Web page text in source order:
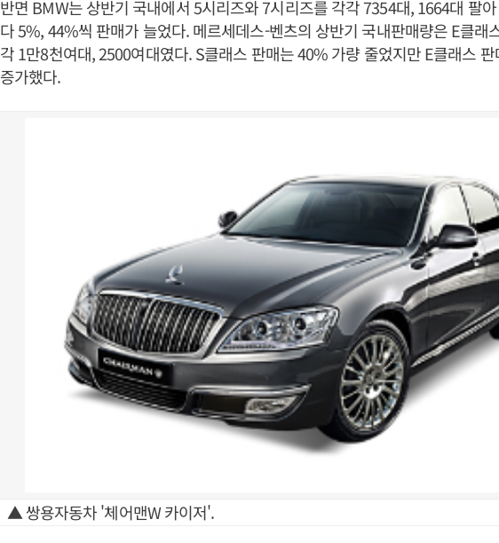
반면 BMW는 상반기 국내에서 5시리즈와 7시리즈를 각각 7354대, 1664대 팔
다 5%, 44%씩 판매가 늘었다. 메르세데스-벤츠의 상반기 국내판매량은 E클래
각 1만8천여대, 2500여대였다. S클래스 판매는 40% 가량 줄었지만 E클래스
증가했다.
▲ 쌍용자동차 '체어맨W 카이저'.